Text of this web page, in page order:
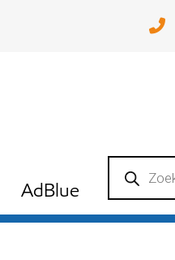
AdBlue
Producten
zoeken